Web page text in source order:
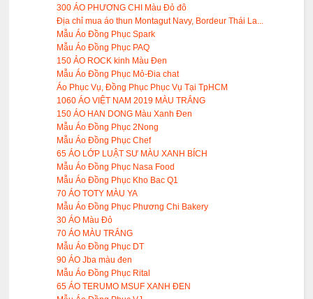
300 ÁO PHƯƠNG CHI Màu Đỏ đô
Địa chỉ mua áo thun Montagut Navy, Bordeur Thái La...
Mẫu Áo Đồng Phục Spark
Mẫu Áo Đồng Phục PAQ
150 ẢO ROCK kinh Màu Đen
Mẫu Áo Đồng Phục Mỏ-Đia chat
Áo Phục Vụ, Đồng Phục Phục Vụ Tại TpHCM
1060 ÁO VIỆT NAM 2019 MÀU TRẮNG
150 ÁO HAN DONG Màu Xanh Đen
Mẫu Áo Đồng Phục 2Nong
Mẫu Áo Đồng Phục Chef
65 ÁO LỚP LUẬT SƯ MÀU XANH BÍCH
Mẫu Áo Đồng Phục Nasa Food
Mẫu Áo Đồng Phục Kho Bac Q1
70 ÁO TOTY MÀU YA
Mẫu Áo Đồng Phục Phương Chi Bakery
30 ÁO Màu Đỏ
70 ÁO MÀU TRẮNG
Mẫu Áo Đồng Phục DT
90 ÁO Jba màu đen
Mẫu Áo Đồng Phục Rital
65 ÁO TERUMO MSUF XANH ĐEN